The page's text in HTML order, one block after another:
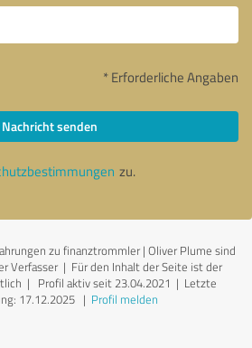
* Erforderliche Angaben
Nachricht senden
zu.
zu finanztrommler | Oliver Plume sind
Verfasser | Für den Inhalt der Seite ist der
| Profil aktiv seit 23.04.2021 | Letzte
17.12.2025| Profil melden